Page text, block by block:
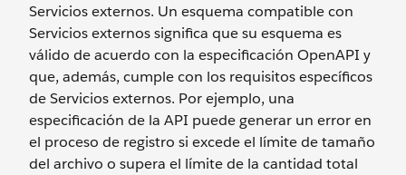
Servicios externos. Un esquema compatible con
Servicios externos significa que su esquema es
válido de acuerdo con la especificación OpenAPI y
que, además, cumple con los requisitos específicos
de Servicios externos. Por ejemplo, una
especificación de la API puede generar un error en
el proceso de registro si excede el límite de tamaño
del archivo o supera el límite de la cantidad total